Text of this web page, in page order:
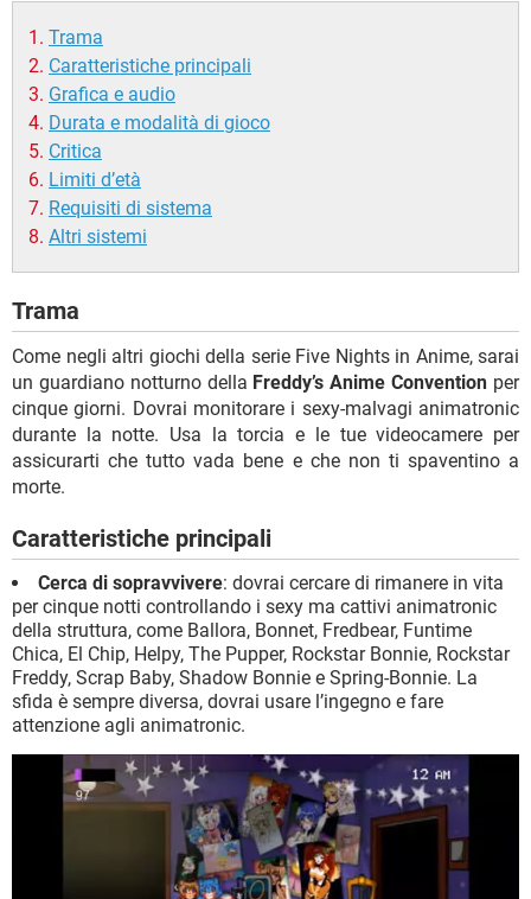
Trama
Caratteristiche principali
Grafica e audio
Durata e modalità di gioco
Critica
Limiti d’età
Requisiti di sistema
Altri sistemi
Trama
Come negli altri giochi della serie Five Nights in Anime, sarai
un guardiano notturno della Freddy’s Anime Convention per
cinque giorni. Dovrai monitorare i sexy-malvagi animatronic
durante la notte. Usa la torcia e le tue videocamere per
assicurarti che tutto vada bene e che non ti spaventino a
morte.
Caratteristiche principali
Cerca di sopravvivere: dovrai cercare di rimanere in vita
per cinque notti controllando i sexy ma cattivi animatronic
della struttura, come Ballora, Bonnet, Fredbear, Funtime
Chica, El Chip, Helpy, The Pupper, Rockstar Bonnie, Rockstar
Freddy, Scrap Baby, Shadow Bonnie e Spring-Bonnie. La
sfida è sempre diversa, dovrai usare l’ingegno e fare
attenzione agli animatronic.